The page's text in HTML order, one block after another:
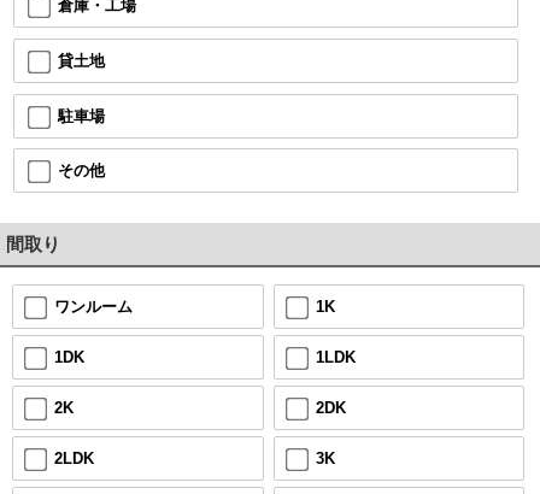
倉庫・工場
貸土地
駐車場
その他
間取り
ワンルーム 1K
1DK 1LDK
2K 2DK
2LDK 3K